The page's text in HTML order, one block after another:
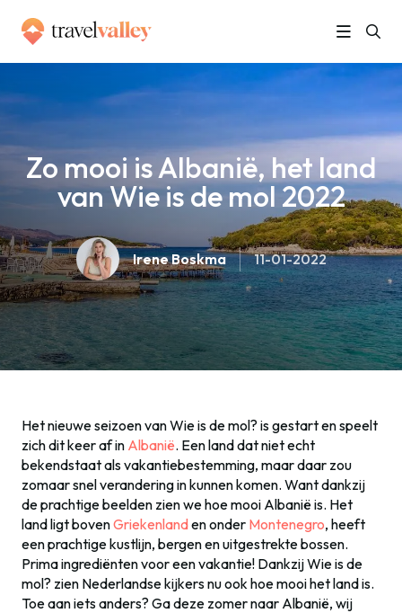
Zo mooi is Albanië, het land
van Wie is de mol 2022
Irene Boskma 11-01-2022
Het nieuwe seizoen van Wie is de mol? is gestart en speelt
zich dit keer af in Albanië. Een land dat niet echt
bekendstaat als vakantiebestemming, maar daar zou
zomaar snel verandering in kunnen komen. Want dankzij
de prachtige beelden zien we hoe mooi Albanië is. Het
land ligt bovenGriekenlanden onder Montenegro, heeft
een prachtige kustlijn, bergen en uitgestrekte bossen.
Prima ingrediënten voor een vakantie! Dankzij Wie is de
mol? zien Nederlandse kijkers nu ook hoe mooi het land is.
Toe aan iets anders? Ga deze zomer naar Albanië, wij